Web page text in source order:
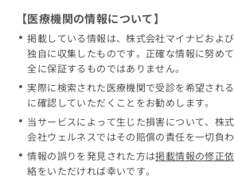
【医療機関の情報について】
掲載している情報は、株式会社マイナビおよ
独自に収集したものです。正確な情報に努め
全に保証するものではありません。
実際に検索された医療機関で受診を希望され
に確認していただくことをお勧めします。
当サービスによって生じた損害について、株
会社ウェルネスではその賠償の責任を一切負
情報の誤りを発見された方は掲載情報の修正
絡をいただければ幸いです。